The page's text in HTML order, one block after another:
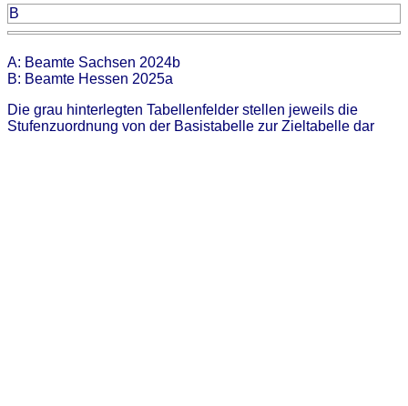
B
A: Beamte Sachsen 2024b
B: Beamte Hessen 2025a
Die grau hinterlegten Tabellenfelder stellen jeweils die
Stufenzuordnung von der Basistabelle zur Zieltabelle dar